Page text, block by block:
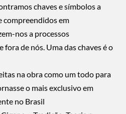
chaves e símbolos a
compreendidos em
nos a processos
de nós. Uma das chaves é o
na obra como um todo para
o mais exclusivo em
no Brasil